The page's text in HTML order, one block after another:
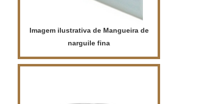
Imagem ilustrativa de Mangueira de
narguile fina